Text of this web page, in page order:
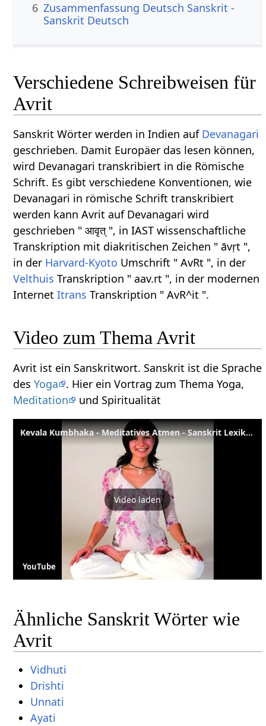
6 Zusammenfassung Deutsch Sanskrit -
Sanskrit Deutsch
Verschiedene Schreibweisen für
Avrit
Sanskrit Wörter werden in Indien auf Devanagari
geschrieben. Damit Europäer das lesen können,
wird Devanagari transkribiert in die Römische
Schrift. Es gibt verschiedene Konventionen, wie
Devanagari in römische Schrift transkribiert
werden kann Avrit auf Devanagari wird
geschrieben " आवृत् ", in IAST wissenschaftliche
Transkription mit diakritischen Zeichen " āvṛt ",
in der Harvard-Kyoto Umschrift " AvRt ", in der
Velthuis Transkription " aav.rt ", in der modernen
InternetItrans Transkription " AvR^it ".
Video zum Thema Avrit
Avrit ist ein Sanskritwort. Sanskrit ist die Sprache
desYoga
. Hier ein Vortrag zum Thema Yoga,
Meditation
und Spiritualität
Kevala Kumbhaka - Meditatives Atmen - Sanskrit Lexikon
Video laden
YouTube
Ähnliche Sanskrit Wörter wie
Avrit
Vidhuti
Drishti
Unnati
Ayati